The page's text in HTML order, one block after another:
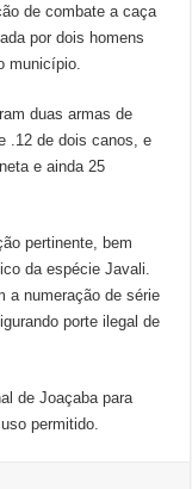
de combate a caça
por dois homens
município.
duas armas de
.12 de dois canos, e
e ainda 25
pertinente, bem
da espécie Javali.
a numeração de série
porte ilegal de
de Joaçaba para
permitido.